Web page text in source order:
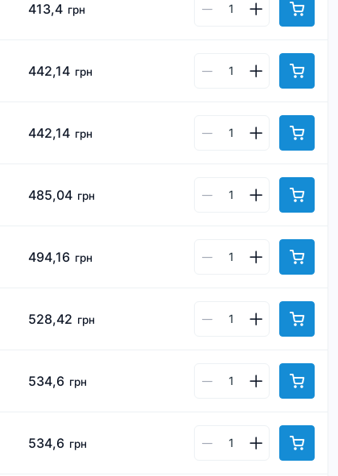
413,4 грн
442,14 грн
442,14 грн
485,04 грн
494,16 грн
528,42 грн
534,6 грн
534,6 грн